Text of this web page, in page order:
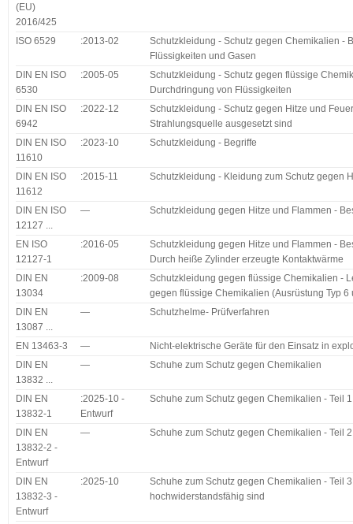
(EU)
2016/425
ISO 6529 :2013-02
Schutzkleidung - Schutz gegen Chemikalien -
Flüssigkeiten und Gasen
DIN EN ISO
6530
:2005-05
Schutzkleidung - Schutz gegen flüssige
Durchdringung von Flüssigkeiten
DIN EN ISO
6942
:2022-12
Schutzkleidung - Schutz gegen Hitze und
Strahlungsquelle ausgesetzt sind
DIN EN ISO
11610
:2023-10 Schutzkleidung - Begriffe
DIN EN ISO
11612
:2015-11 Schutzkleidung - Kleidung zum Schutz gegen
DIN EN ISO
12127 ...
— Schutzkleidung gegen Hitze und Flammen -
EN ISO
12127-1
:2016-05
Schutzkleidung gegen Hitze und Flammen -
Durch heiße Zylinder erzeugte Kontaktwärme
DIN EN
13034
:2009-08
Schutzkleidung gegen flüssige Chemikalien -
gegen flüssige Chemikalien (Ausrüstung Typ 6
DIN EN
13087 ...
— Schutzhelme- Prüfverfahren
EN 13463-3 —
Nicht-elektrische Geräte für den Einsatz in
DIN EN
13832 ...
— Schuhe zum Schutz gegen Chemikalien
DIN EN
13832-1
:2025-10 -
Entwurf
Schuhe zum Schutz gegen Chemikalien - Teil
DIN EN
13832-2 -
Entwurf
— Schuhe zum Schutz gegen Chemikalien - Teil
DIN EN
13832-3 -
Entwurf
:2025-10
Schuhe zum Schutz gegen Chemikalien - Teil
hochwiderstandsfähig sind